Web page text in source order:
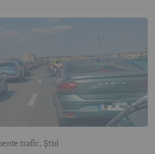
trafic, Știri